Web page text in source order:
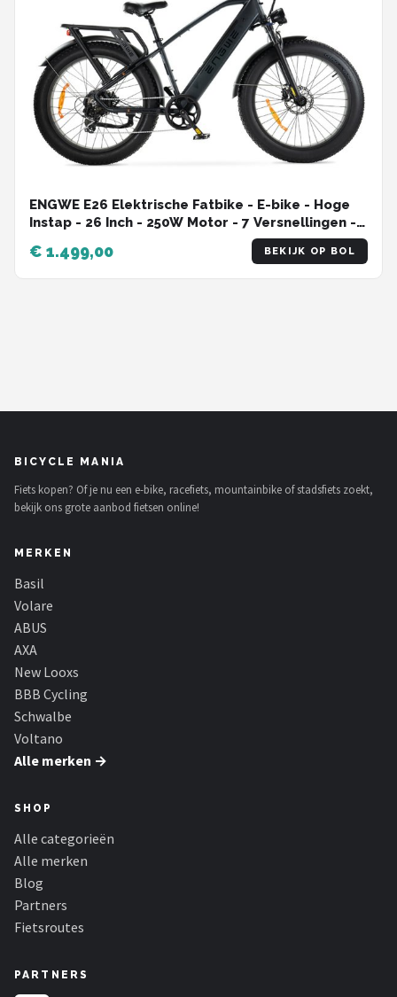
ENGWE E26 Elektrische Fatbike - E-bike - Hoge
Instap - 26 Inch - 250W Motor - 7 Versnellingen -
140 km Actieradius - Hydraulische Schijfremmen
- Zwart
€ 1.499,00 BEKIJK OP BOL
BICYCLE MANIA
Fiets kopen? Of je nu een e-bike, racefiets, mountainbike of stadsfiets zoekt,
bekijk ons grote aanbod fietsen online!
MERKEN
Basil
Volare
ABUS
AXA
New Looxs
BBB Cycling
Schwalbe
Voltano
Alle merken →
SHOP
Alle categorieën
Alle merken
Blog
Partners
Fietsroutes
PARTNERS